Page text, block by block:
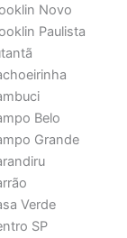
Novo
Paulista
Belo
Grande
Verde
SP